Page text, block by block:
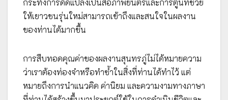
กระทั่งการดัดแปลงเป็นสื่อภาพยนตร์และการ์ตูนที่ช่วย
ให้เยาวชนรุ่นใหม่สามารถเข้าถึงและสนใจในผลงาน
ของท่านได้มากขึ้น
การสืบทอดคุณค่าของผลงานสุนทรภู่ไม่ได้หมายความ
ว่าเราต้องท่องจำหรือทำซ้ำในสิ่งที่ท่านได้ทำไว้ แต่
หมายถึงการนำแนวคิด ค่านิยม และความงามทางภาษา